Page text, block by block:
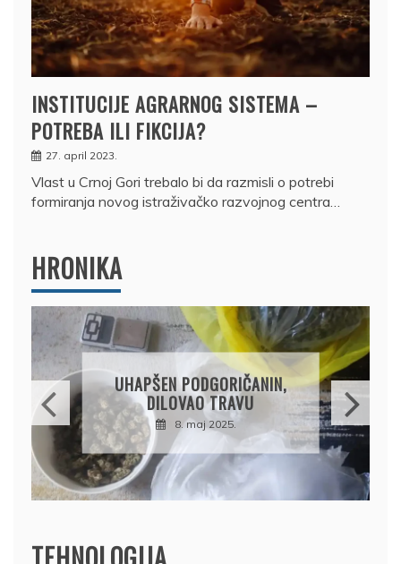
INSTITUCIJE AGRARNOG SISTEMA –
POTREBA ILI FIKCIJA?
27. april 2023.
Vlast u Crnoj Gori trebalo bi da razmisli o potrebi
formiranja novog istraživačko razvojnog centra…
HRONIKA
DRŽAVLJANIN RUSIJE
OSUMNJIČEN DA JE
PRODAO TUĐI BMW,
DRŽAVU NAPUSTIO
BRODOM
12. februar 2025.